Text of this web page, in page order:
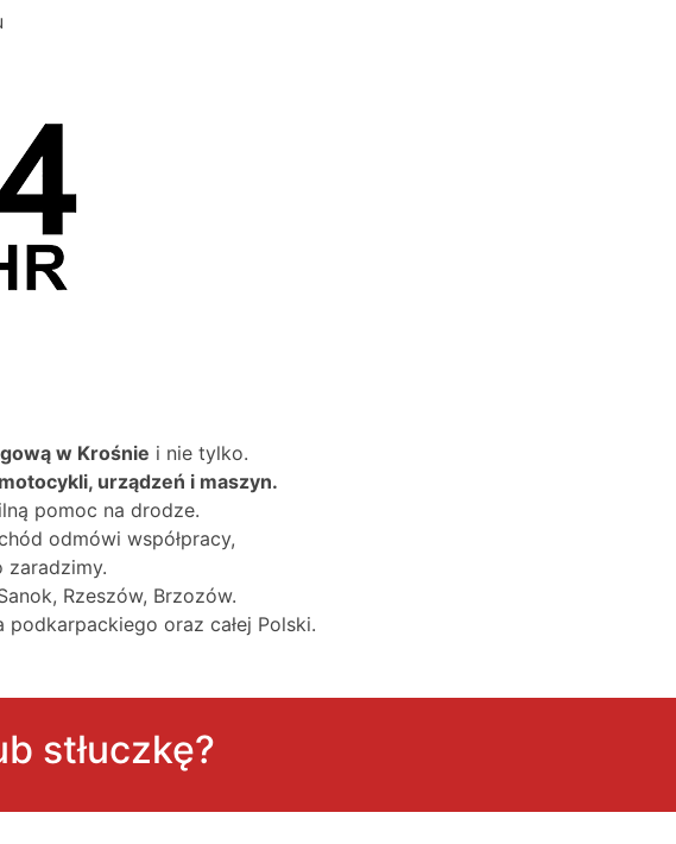
w Krośnie i nie tylko.
urządzeń i maszyn.
pomoc na drodze.
odmówi współpracy,
zaradzimy.
Rzeszów, Brzozów.
oraz całej Polski.
stłuczkę?